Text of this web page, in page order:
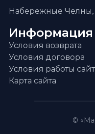
Информация
Условия возврата
Условия договора
Условия работы
Карта сайта
Набережные
©